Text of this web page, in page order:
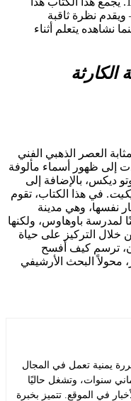
ثاقبة
يتعلم أثناء
بمثابة العصر الذهبي الفني
أسماء مألوفة
بالإضافة إلى
هذا الكتاب، تقوم
وهي مدينة
باوهاوس، ولكنها
على حياة
كيف أفسح
الأرشيفي
تعمل في المجال
وتشغل حاليًا
تتميز بخبرة